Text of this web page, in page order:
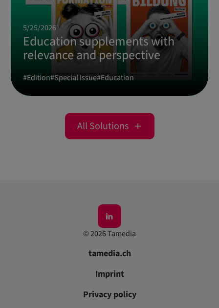
5/25/2026
Education supplements with
relevance and perspective
#Edition#Special Issue#Education
All Solutions
©2026Tamedia
tamedia.ch
Imprint
Privacy policy